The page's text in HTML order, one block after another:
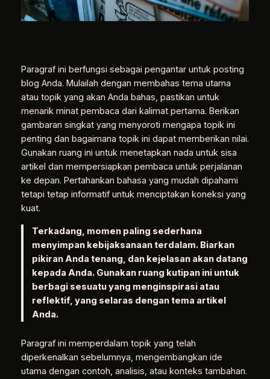
Paragraf ini berfungsi sebagai pengantar untuk posting
blog Anda. Mulailah dengan membahas tema utama
atau topik yang akan Anda bahas, pastikan untuk
menarik minat pembaca dari kalimat pertama. Berikan
gambaran singkat yang menyoroti mengapa topik ini
penting dan bagaimana topik ini dapat memberikan nilai.
Gunakan ruang ini untuk menetapkan nada untuk sisa
artikel dan mempersiapkan pembaca untuk perjalanan
ke depan. Pertahankan bahasa yang mudah dipahami
tetapi tetap informatif untuk menciptakan koneksi yang
kuat.
Terkadang, momen paling sederhana
menyimpan kebijaksanaan terdalam. Biarkan
pikiran Anda tenang, dan kejelasan akan datang
kepada Anda. Gunakan ruang kutipan ini untuk
berbagi sesuatu yang menginspirasi atau
reflektif, yang selaras dengan tema artikel
Anda.
Paragraf ini memperdalam topik yang telah
diperkenalkan sebelumnya, mengembangkan ide
utama dengan contoh, analisis, atau konteks tambahan.